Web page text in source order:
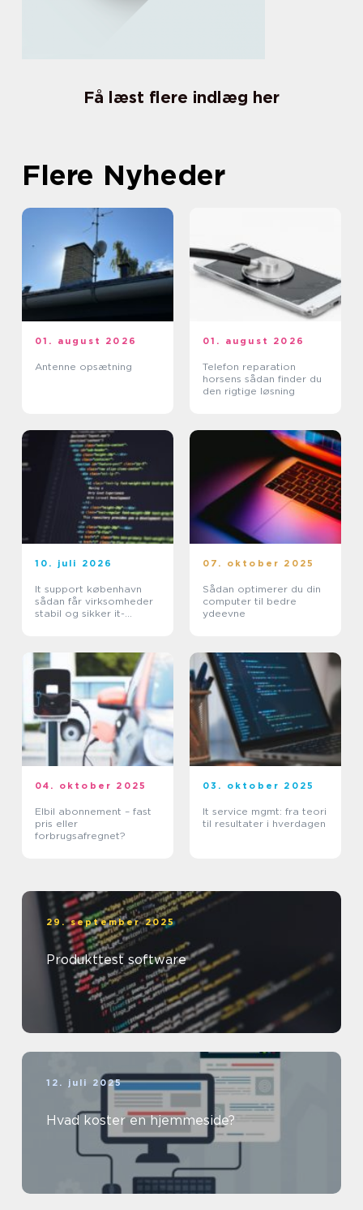
Få læst flere indlæg her
Flere Nyheder
01. august 2026
Antenne opsætning
01. august 2026
Telefon reparation
horsens sådan finder du
den rigtige løsning
10. juli 2026
It support københavn
sådan får virksomheder
stabil og sikker it-
07. oktober 2025
Sådan optimerer du din
computer til bedre
ydeevne
04. oktober 2025
Elbil abonnement – fast
pris eller
forbrugsafregnet?
03. oktober 2025
It service mgmt: fra teori
til resultater i hverdagen
29. september 2025
Produkttest software
12. juli 2025
Hvad koster en hjemmeside?